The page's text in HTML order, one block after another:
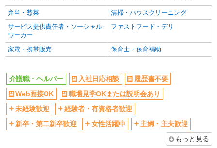
シニア（60代～）活躍中
昇給あり
週払い
週2～3日勤務OK
10時～勤務OK
時間や曜日が選べる・シフト自由
深夜
転勤なし
登録制
交通費支給
社会保険あり
社割・特典あり
研修制度あり
資格取得支援制度あり
高収入・高額
弁当・惣菜
清掃・ハウスクリーニング
サービス提供責任者・ソーシャル
ワーカー
ファストフード・デリ
家電・携帯販売 保育士・保育補助
介護職・ヘルパー 入社日応相談
履歴書不要
Web面接OK
職場見学OKまたは説明会あり
未経験歓迎
経験者・有資格者歓迎
新卒・第二新卒歓迎
女性活躍中
主婦・主夫歓迎
もっと見る